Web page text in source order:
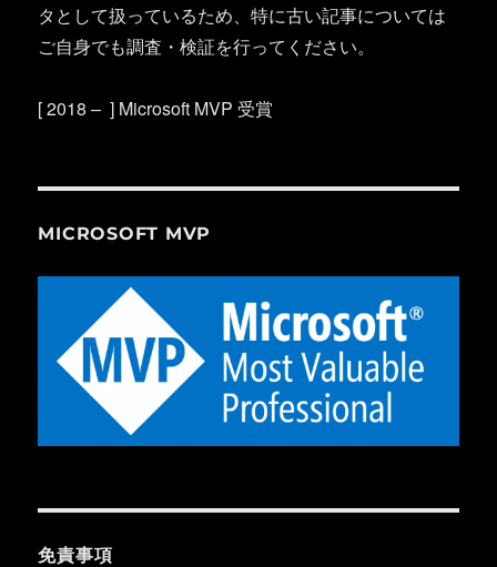
タとして扱っているため、特に古い記事については
ご自身でも調査・検証を行ってください。
[ 2018 – ] Microsoft MVP 受賞
MICROSOFT MVP
免責事項